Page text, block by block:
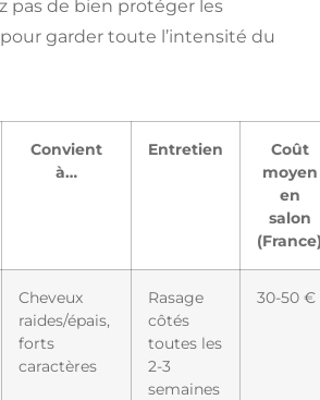
pas de bien protéger les
garder toute l’intensité du
Convient
à…
Entretien
Coût
moyen
en
salon
Cheveux
raides/épais,
forts
caractères
Rasage
côtés
toutes les
2-3
semaines
30-50 €